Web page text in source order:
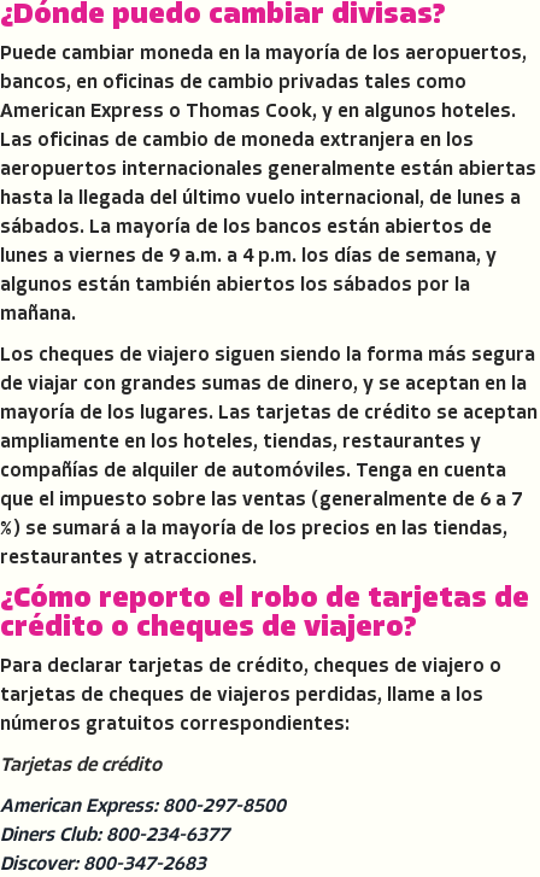
¿Dónde puedo cambiar divisas?
Puede cambiar moneda en la mayoría de los aeropuertos,
bancos, en oficinas de cambio privadas tales como
American Express o Thomas Cook, y en algunos hoteles.
Las oficinas de cambio de moneda extranjera en los
aeropuertos internacionales generalmente están abiertas
hasta la llegada del último vuelo internacional, de lunes a
sábados. La mayoría de los bancos están abiertos de
lunes a viernes de 9 a.m. a 4 p.m. los días de semana, y
algunos están también abiertos los sábados por la
mañana.
Los cheques de viajero siguen siendo la forma más segura
de viajar con grandes sumas de dinero, y se aceptan en la
mayoría de los lugares. Las tarjetas de crédito se aceptan
ampliamente en los hoteles, tiendas, restaurantes y
compañías de alquiler de automóviles. Tenga en cuenta
que el impuesto sobre las ventas (generalmente de 6 a 7
%) se sumará a la mayoría de los precios en las tiendas,
restaurantes y atracciones.
¿Cómo reporto el robo de tarjetas de
crédito o cheques de viajero?
Para declarar tarjetas de crédito, cheques de viajero o
tarjetas de cheques de viajeros perdidas, llame a los
números gratuitos correspondientes:
Tarjetas de crédito
American Express: 800-297-8500
Diners Club: 800-234-6377
Discover: 800-347-2683